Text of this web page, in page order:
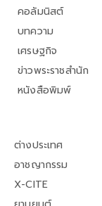
คอลัมนิสต์
บทความ
เศรษฐกิจ
ข่าวพระราชสำนัก
หนังสือพิมพ์
ต่างประเทศ
อาชญากรรม
X-CITE